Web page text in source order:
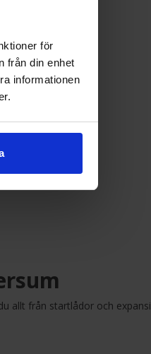
för
från din enhet
informationen
allt från startlådor och